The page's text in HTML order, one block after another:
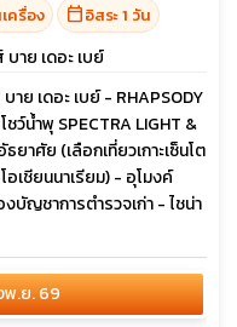
ครื่อง calendar_todayอิสระ 1 วัน
าย เดอะ เบย์
ย เดอะ เบย์ - RHAPSODY
ว์น้ำพุ SPECTRA LIGHT &
ยาศัย (เลือกเที่ยวเกาะเซ็นโต
เชียนนาเรียม) - อุโมงค์
บัญชาการตำรวจเก่า - ไชน่า
พ.ย. 69